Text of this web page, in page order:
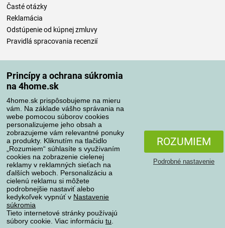
Princípy a ochrana súkromia
na 4home.sk
4home.sk prispôsobujeme na mieru
vám. Na základe vášho správania na
webe pomocou súborov cookies
personalizujeme jeho obsah a
zobrazujeme vám relevantné ponuky
a produkty. Kliknutím na tlačidlo
„Rozumiem“ súhlasíte s využívaním
cookies na zobrazenie cielenej
reklamy v reklamných sieťach na
ďalších weboch. Personalizáciu a
cielenú reklamu si môžete
podrobnejšie nastaviť alebo
kedykoľvek vypnúť v Nastavenie
súkromia
Tieto internetové stránky používajú
súbory cookie. Viac informáciu tu
ROZUMIEM
Podrobné nastavenie
Časté otázky
Reklamácia
Odstúpenie od kúpnej zmluvy
Pravidlá spracovania recenzií
Spôsoby platby
Spoľahlivý obchod